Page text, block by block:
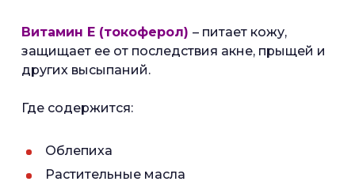
Витамин Е (токоферол) – питает кожу,
защищает ее от последствия акне, прыщей и
других высыпаний.
Где содержится:
Облепиха
Растительные масла